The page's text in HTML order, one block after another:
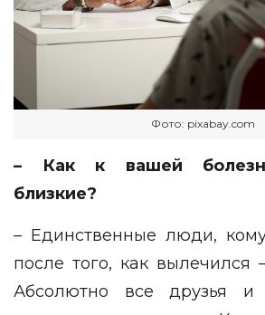
Фото: pixabay.com
– Как к вашей
близкие?
– Единственные люди,
после того, как вылечился
Абсолютно все друзья и